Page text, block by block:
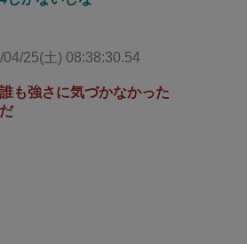
04/25(土) 08:38:30.54
も強さに気づかなかった